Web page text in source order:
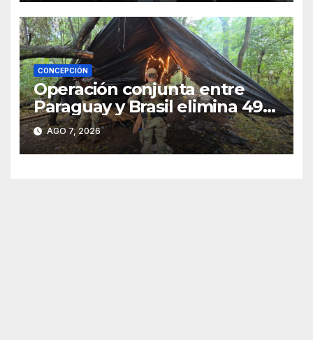
CONCEPCIÓN
Operación conjunta entre
Paraguay y Brasil elimina 498
toneladas de marihuana en
Amambay
AGO 7, 2026